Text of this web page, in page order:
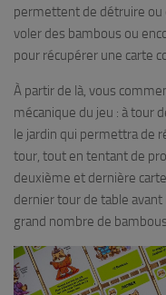
permettent de détruire ou
voler des bambous ou
pour récupérer une carte
À partir de là, vous
mécanique du jeu : à tour
le jardin qui permettra de
tour, tout en tentant de
deuxième et dernière
dernier tour de table avant
grand nombre de